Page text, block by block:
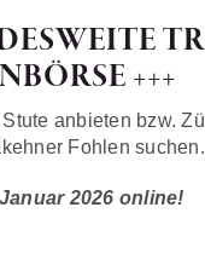
+++
anbieten bzw.
Fohlen suchen.
2026 online!